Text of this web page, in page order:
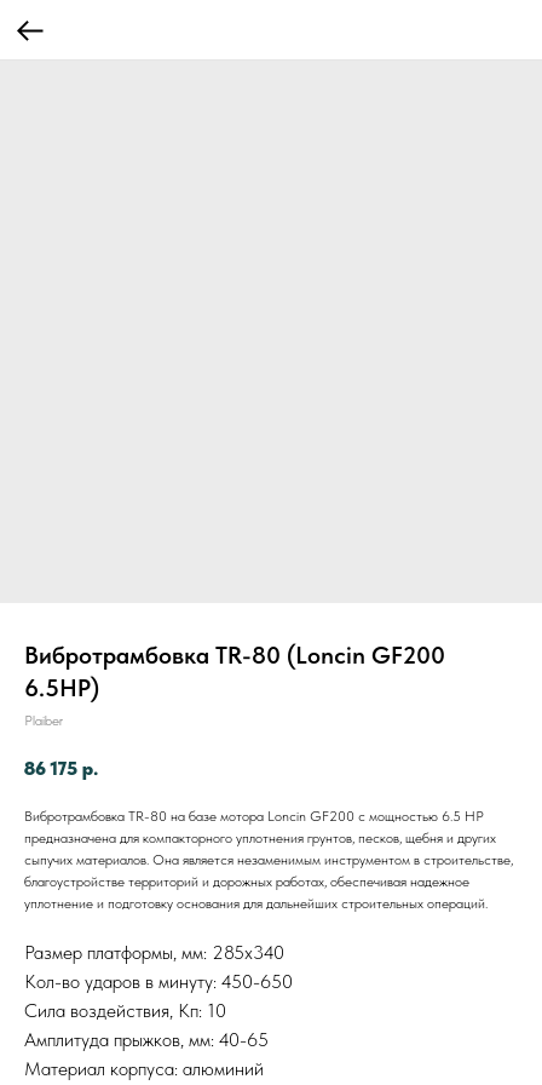
Вибротрамбовка TR-80 (Loncin GF200
6.5HP)
Plaiber
86 175 р.
Вибротрамбовка TR-80 на базе мотора Loncin GF200 с мощностью 6.5 HP
предназначена для компакторного уплотнения грунтов, песков, щебня и других
сыпучих материалов. Она является незаменимым инструментом в строительстве,
благоустройстве территорий и дорожных работах, обеспечивая надежное
уплотнение и подготовку основания для дальнейших строительных операций.
Размер платформы, мм: 285х340
Кол-во ударов в минуту: 450-650
Сила воздействия, Кп: 10
Амплитуда прыжков, мм: 40-65
Материал корпуса: алюминий